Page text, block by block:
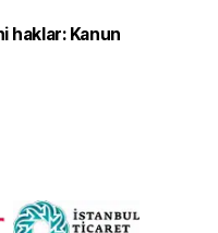
haklar: Kanun